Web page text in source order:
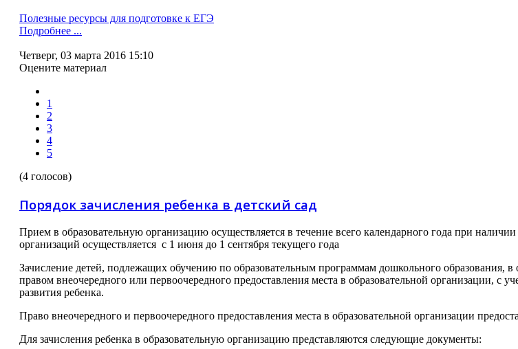
Полезные ресурсы для подготовке к ЕГЭ
Подробнее ...
Четверг, 03 марта 2016 15:10
Оцените материал
1
2
3
4
5
(4 голосов)
Порядок зачисления ребенка в детский сад
Прием в образовательную организацию осуществляется в течение всего календарного года при
организаций осуществляется с 1 июня до 1 сентября текущего года
Зачисление детей, подлежащих обучению по образовательным программам дошкольного образования, в
правом внеочередного или первоочередного предоставления места в образовательной организации, с
развития ребенка.
Право внеочередного и первоочередного предоставления места в образовательной организации
Для зачисления ребенка в образовательную организацию представляются следующие документы: